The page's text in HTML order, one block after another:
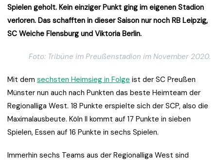
Spielen geholt. Kein einziger Punkt ging im eigenen Stadion
verloren. Das schafften in dieser Saison nur noch RB Leipzig,
SC Weiche Flensburg und Viktoria Berlin.
Foto: Tribüne im Preußenstadion im November 2020.
Mit dem sechsten Heimsieg in Folge ist der SC Preußen
Münster nun auch nach Punkten das beste Heimteam der
Regionalliga West. 18 Punkte erspielte sich der SCP, also die
Maximalausbeute. Köln II kommt auf 17 Punkte in sieben
Spielen, Essen auf 16 Punkte in sechs Spielen.
Immerhin sechs Teams aus der Regionalliga West sind